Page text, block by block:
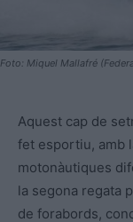
Foto: Miquel Mallafré
Aquest cap de
fet esportiu, amb
motonàutiques
la segona regata
de forabords,